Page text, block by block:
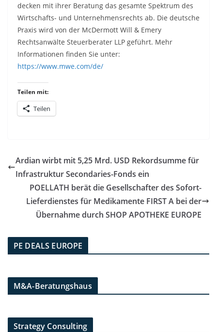
decken mit ihrer Beratung das gesamte Spektrum des
Wirtschafts- und Unternehmensrechts ab. Die deutsche
Praxis wird von der McDermott Will & Emery
Rechtsanwälte Steuerberater LLP geführt. Mehr
Informationen finden Sie unter:
https://www.mwe.com/de/
Teilen mit:
Teilen
Ardian wirbt mit 5,25 Mrd. USD Rekordsumme für
Infrastruktur Secondaries-Fonds ein
POELLATH berät die Gesellschafter des Sofort-
Lieferdienstes für Medikamente FIRST A bei der
Übernahme durch SHOP APOTHEKE EUROPE
PE DEALS EUROPE
M&A-Beratungshaus
Strategy Consulting